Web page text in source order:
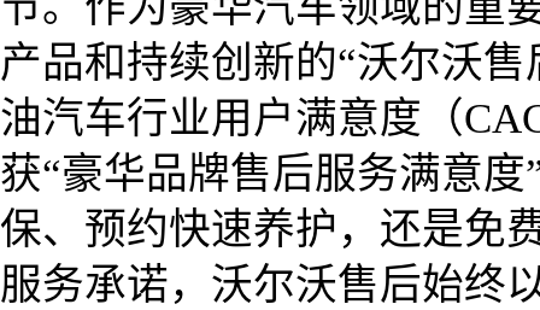
产品和持续创新的“沃尔沃
油汽车行业用户满意度（
获“豪华品牌售后服务满意
保、预约快速养护，还是免
服务承诺，沃尔沃售后始终